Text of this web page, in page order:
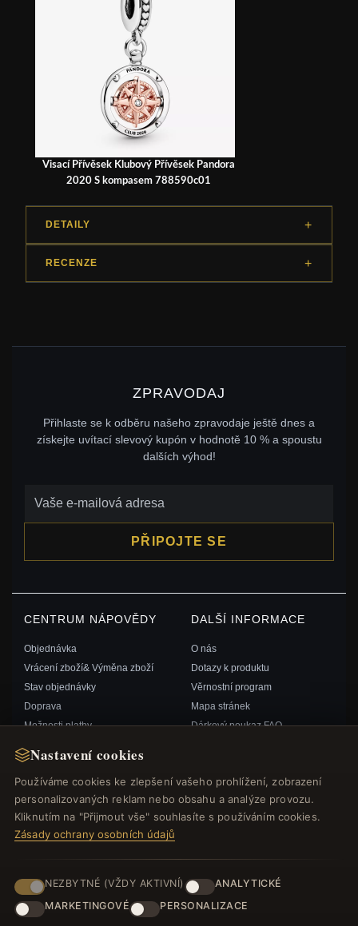
Nastavení cookies
Používáme cookies ke zlepšení vašeho prohlížení, zobrazení
personalizovaných reklam nebo obsahu a analýze provozu.
Kliknutím na "Přijmout vše" souhlasíte s používáním cookies.
Zásady ochrany osobních údajů
NEZBYTNÉ (VŽDY AKTIVNÍ)
ANALYTICKÉ
MARKETINGOVÉ
PERSONALIZACE
Visací Přívěsek Klubový Přívěsek Pandora
2020 S kompasem 788590c01
DETAILY
RECENZE
ZPRAVODAJ
Přihlaste se k odběru našeho zpravodaje ještě dnes a
získejte uvítací slevový kupón v hodnotě 10 % a spoustu
dalších výhod!
PŘIPOJTE SE
CENTRUM NÁPOVĚDY
Objednávka
Vrácení zboží& Výměna zboží
Stav objednávky
Doprava
Možnosti platby
Kontaktujte nás
DALŠÍ INFORMACE
O nás
Dotazy k produktu
Věrnostní program
Mapa stránek
Dárkový poukaz FAQ
RYCHLÉ ODKAZY
Nové produkty
Speciální nabídky
Blog
Recenze
Přihlásit se
SLEDUJTE NÁS